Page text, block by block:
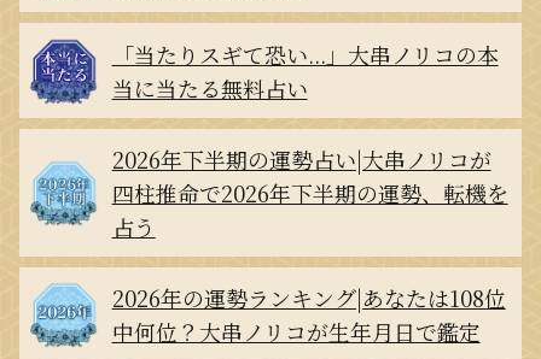
「当たりスギて恐い...」大串ノリコの本
当に当たる無料占い
2026年下半期の運勢占い|大串ノリコが
四柱推命で2026年下半期の運勢、転機を
占う
2026年の運勢ランキング|あなたは108位
中何位？大串ノリコが生年月日で鑑定